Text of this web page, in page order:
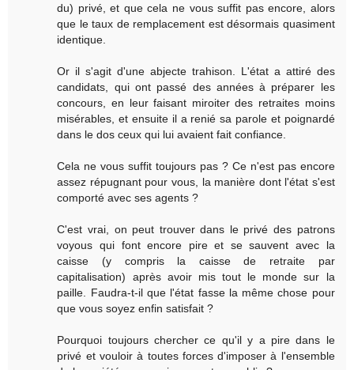
du) privé, et que cela ne vous suffit pas encore, alors
que le taux de remplacement est désormais quasiment
identique.
Or il s'agit d'une abjecte trahison. L'état a attiré des
candidats, qui ont passé des années à préparer les
concours, en leur faisant miroiter des retraites moins
misérables, et ensuite il a renié sa parole et poignardé
dans le dos ceux qui lui avaient fait confiance.
Cela ne vous suffit toujours pas ? Ce n'est pas encore
assez répugnant pour vous, la manière dont l'état s'est
comporté avec ses agents ?
C'est vrai, on peut trouver dans le privé des patrons
voyous qui font encore pire et se sauvent avec la
caisse (y compris la caisse de retraite par
capitalisation) après avoir mis tout le monde sur la
paille. Faudra-t-il que l'état fasse la même chose pour
que vous soyez enfin satisfait ?
Pourquoi toujours chercher ce qu'il y a pire dans le
privé et vouloir à toutes forces d'imposer à l'ensemble